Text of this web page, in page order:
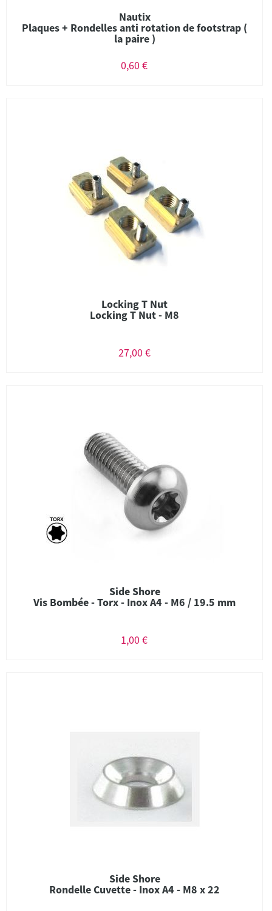
Nautix
Plaques + Rondelles anti rotation de footstrap (
la paire )
0,60 €
Locking T Nut
Locking T Nut - M8
27,00 €
Side Shore
Vis Bombée - Torx - Inox A4 - M6 / 19.5 mm
1,00 €
Side Shore
Rondelle Cuvette - Inox A4 - M8 x 22